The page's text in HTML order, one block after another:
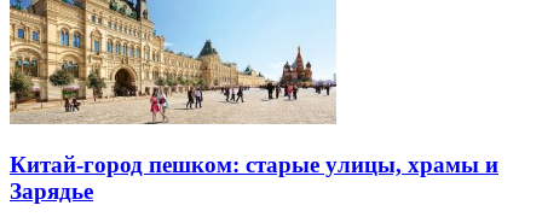
Китай-город пешком: старые улицы, храмы и
Зарядье